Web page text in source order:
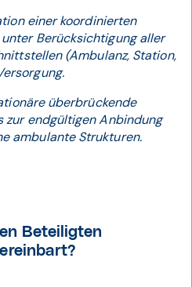
einer koordinierten
Berücksichtigung aller
(Ambulanz, Station,
überbrückende
zur endgültigen Anbindung
ambulante Strukturen.
Beteiligten